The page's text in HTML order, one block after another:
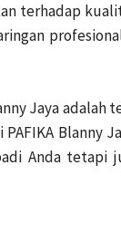
terhadap
Jaya
Blanny
Anda tetapi